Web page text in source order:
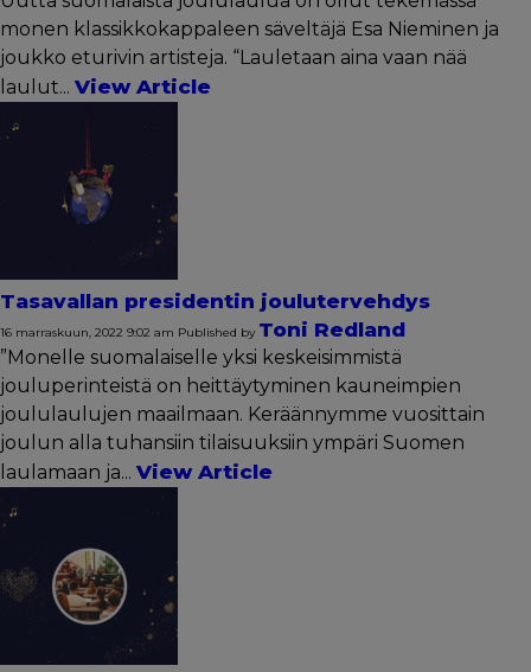
monen klassikkokappaleen säveltäjä Esa Nieminen ja
joukko eturivin artisteja. “Lauletaan aina vaan nää
laulut... View Article
Tasavallan presidentin joulutervehdys
16 marraskuun, 2022 9:02 am Published by Toni Redland
”Monelle suomalaiselle yksi keskeisimmistä
jouluperinteistä on heittäytyminen kauneimpien
joululaulujen maailmaan. Keräännymme vuosittain
joulun alla tuhansiin tilaisuuksiin ympäri Suomen
laulamaan ja... View Article